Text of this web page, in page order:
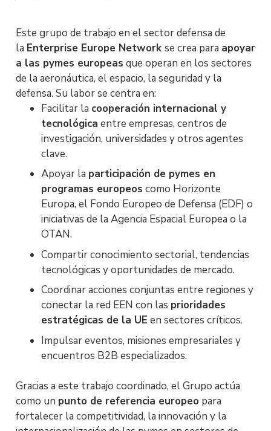
Este grupo de trabajo en el sector defensa de
la Enterprise Europe Network se crea para apoyar
a las pymes europeas que operan en los sectores
de la aeronáutica, el espacio, la seguridad y la
defensa. Su labor se centra en:
Facilitar la cooperación internacional y
tecnológica entre empresas, centros de
investigación, universidades y otros agentes
clave.
Apoyar la participación de pymes en
programas europeos como Horizonte
Europa, el Fondo Europeo de Defensa (EDF) o
iniciativas de la Agencia Espacial Europea o la
OTAN.
Compartir conocimiento sectorial, tendencias
tecnológicas y oportunidades de mercado.
Coordinar acciones conjuntas entre regiones y
conectar la red EEN con las prioridades
estratégicas de la UE en sectores críticos.
Impulsar eventos, misiones empresariales y
encuentros B2B especializados.
Gracias a este trabajo coordinado, el Grupo actúa
como un punto de referencia europeopara
fortalecer la competitividad, la innovación y la